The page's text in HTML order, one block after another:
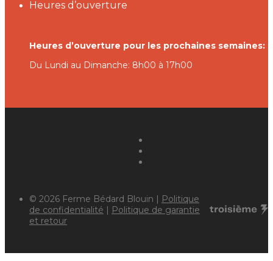
Heures d’ouverture
Heures d’ouverture pour les prochaines semaines:
Du Lundi au Dimanche: 8h00 à 17h00
© 2026 Ferme Bédard Blouin |
Politique
de confidentialité
Politique de garantie
et retour